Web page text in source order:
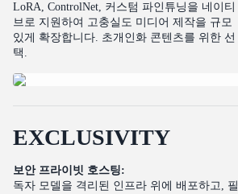
LoRA, ControlNet, 커스텀 파인튜닝을 네이티
브로 지원하여 고충실도 미디어 제작을 규모
있게 확장합니다. 초개인화 콘텐츠를 위한 선
택.
보안 프라이빗 호스팅:
독자 모델을 격리된 인프라 위에 배포하고, 필
EXCLUSIVITY